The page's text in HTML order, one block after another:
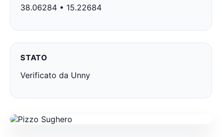
38.06284 • 15.22684
STATO
Verificato da Unny